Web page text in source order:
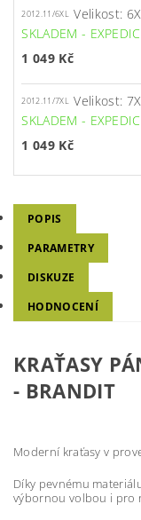
2012.11/6XL Velikost:
SKLADEM -
1 049 Kč
2012.11/7XL Velikost:
SKLADEM -
1 049 Kč
POPIS
PARAMETRY
DISKUZE
HODNOCENÍ
KRAŤASY
- BRANDIT
Moderní kraťasy v
Díky pevnému
výbornou volbou i pro